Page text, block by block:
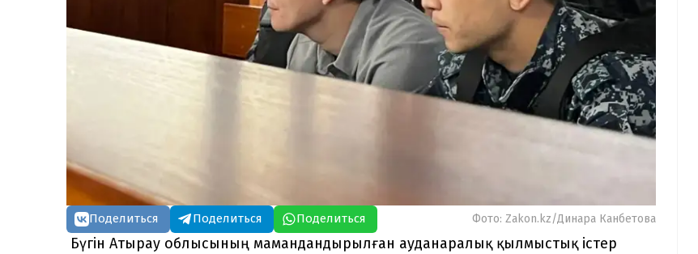
Поделиться Поделиться Поделиться Фото: Zakon.kz/Динара Канбетова
Бүгін Атырау облысының мамандандырылған ауданаралық қылмыстық істер